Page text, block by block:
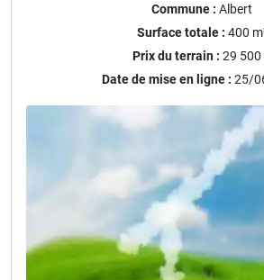
Commune : Albert
Surface totale : 400
Prix du terrain : 29 500
Date de mise en ligne : 25/